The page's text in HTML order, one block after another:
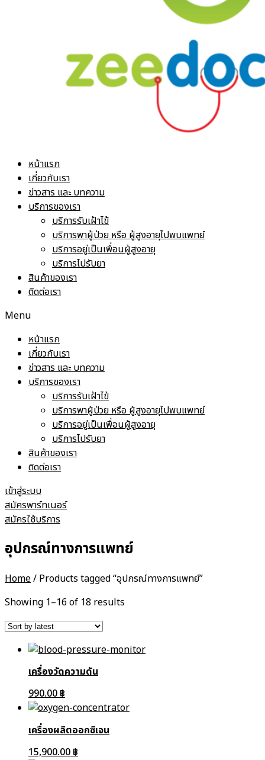
หน้าแรก
เกี่ยวกับเรา
ข่าวสาร และ บทความ
บริการของเรา
บริการรับเฝ้าไข้
บริการพาผู้ป่วย หรือ ผู้สูงอายุไปพบแพทย์
บริการอยู่เป็นเพื่อนผู้สูงอายุ
บริการไปรับยา
สินค้าของเรา
ติดต่อเรา
Menu
หน้าแรก
เกี่ยวกับเรา
ข่าวสาร และ บทความ
บริการของเรา
บริการรับเฝ้าไข้
บริการพาผู้ป่วย หรือ ผู้สูงอายุไปพบแพทย์
บริการอยู่เป็นเพื่อนผู้สูงอายุ
บริการไปรับยา
สินค้าของเรา
ติดต่อเรา
เข้าสู่ระบบ
สมัครพาร์ทเนอร์
สมัครใช้บริการ
อุปกรณ์ทางการแพทย์
Home/ Products tagged “อุปกรณ์ทางการแพทย์”
Showing 1–16 of 18 results
เครื่องวัดความดัน
990.00฿
เครื่องผลิตออกซิเจน
15,900.00฿